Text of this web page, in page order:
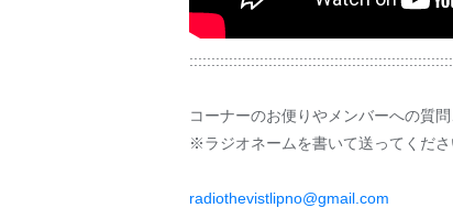
::::::::::::::::::::::::::::::::::::::::::::::::::::::::::::
コーナーのお便りやメンバーへの質
※ラジオネームを書いて送ってくださ
radiothevistlipno@gmail.com